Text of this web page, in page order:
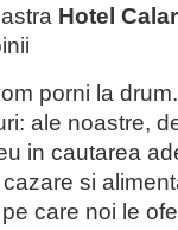
Hotel
porni la
ale noastre,
in cautarea
si
care noi le